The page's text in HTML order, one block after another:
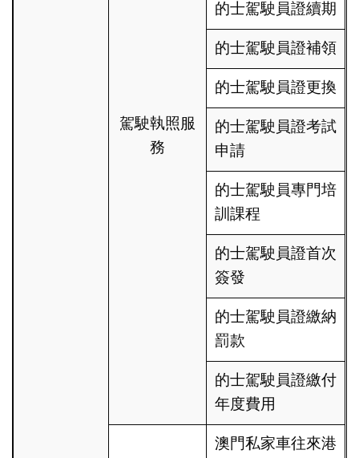
駕駛執照服
務
的士駕駛員證續期
的士駕駛員證補領
的士駕駛員證更換
的士駕駛員證考試
申請
的士駕駛員專門培
訓課程
的士駕駛員證首次
簽發
的士駕駛員證繳納
罰款
的士駕駛員證繳付
年度費用
澳門私家車往來港